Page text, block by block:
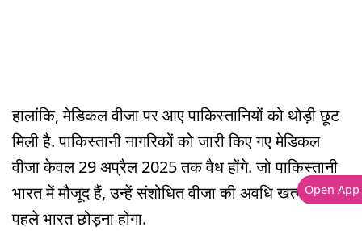
हालांकि, मेडिकल वीजा पर आए पाकिस्तानियों को थोड़ी छूट
मिली है. पाकिस्तानी नागरिकों को जारी किए गए मेडिकल
वीजा केवल 29 अप्रैल 2025 तक वैध होंगे. जो पाकिस्तानी
भारत में मौजूद हैं, उन्हें संशोधित वीजा की अवधि खत्म होने से
पहले भारत छोड़ना होगा.
Open App